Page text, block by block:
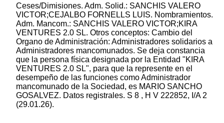
Ceses/Dimisiones. Adm. Solid.: SANCHIS VALERO
VICTOR;CEJALBO FORNELLS LUIS. Nombramientos.
Adm. Mancom.: SANCHIS VALERO VICTOR;KIRA
VENTURES 2.0 SL. Otros conceptos: Cambio del
Organo de Administración: Administradores solidarios a
Administradores mancomunados. Se deja constancia
que la persona física designada por la Entidad "KIRA
VENTURES 2.0 SL", para que la represente en el
desempeño de las funciones como Administrador
mancomunado de la Sociedad, es MARIO SANCHO
GOSALVEZ. Datos registrales. S 8 , H V 222852, I/A 2
(29.01.26).